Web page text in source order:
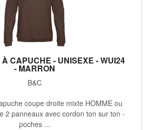
CAPUCHE - UNISEXE - WUI24
- MARRON
B&C
coupe droite mixte HOMME ou
2 panneaux avec cordon ton sur ton -
poches ...